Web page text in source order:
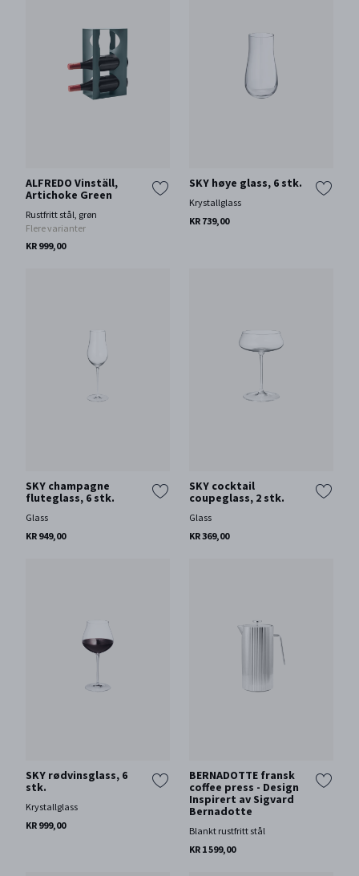
ALFREDO Vinställ,
Artichoke Green
Rustfritt stål, grøn
Flere varianter
KR 999,00
SKY høye glass, 6 stk.
Krystallglass
KR 739,00
SKY champagne
fluteglass, 6 stk.
Glass
KR 949,00
SKY cocktail
coupeglass, 2 stk.
Glass
KR 369,00
SKY rødvinsglass, 6
stk.
Krystallglass
KR 999,00
BERNADOTTE fransk
coffee press - Design
Inspirert av Sigvard
Bernadotte
Blankt rustfritt stål
KR 1 599,00